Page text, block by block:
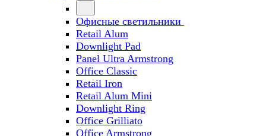
Офисные светильники
Retail Alum
Downlight Pad
Panel Ultra Armstrong
Office Classic
Retail Iron
Retail Alum Mini
Downlight Ring
Office Grilliato
Office Armstrong